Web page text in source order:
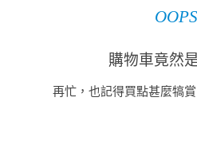
購物車竟然
再忙，也記得買點甚麼犒